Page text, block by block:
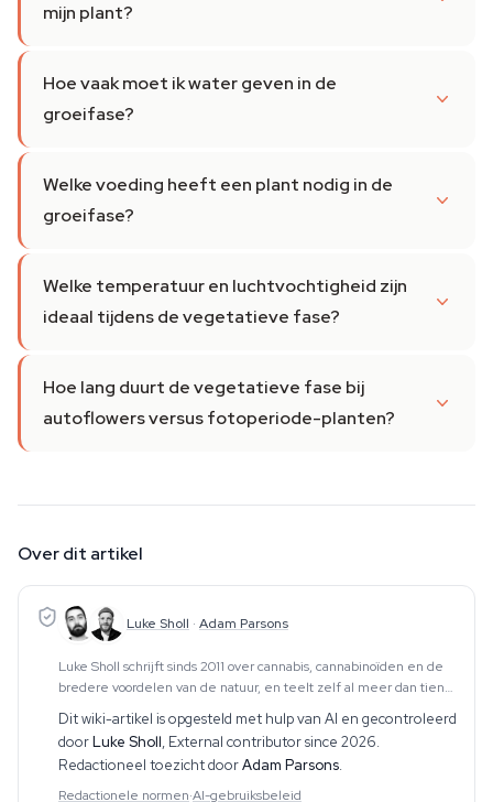
mijn plant?
Hoe vaak moet ik water geven in de
groeifase?
Welke voeding heeft een plant nodig in de
groeifase?
Welke temperatuur en luchtvochtigheid zijn
ideaal tijdens de vegetatieve fase?
Hoe lang duurt de vegetatieve fase bij
autoflowers versus fotoperiode-planten?
Over dit artikel
Luke Sholl · Adam Parsons
Luke Sholl schrijft sinds 2011 over cannabis, cannabinoïden en de
bredere voordelen van de natuur, en teelt zelf al meer dan tien
jaar cannabis in kweektenten thuis. Die praktische teeltervaring —
die de volledige cyclus
Dit wiki-artikel is opgesteld met hulp van AI en gecontroleerd
doorLuke Sholl, External contributor since 2026.
Redactioneel toezicht doorAdam Parsons.
Redactionele normen·AI-gebruiksbeleid